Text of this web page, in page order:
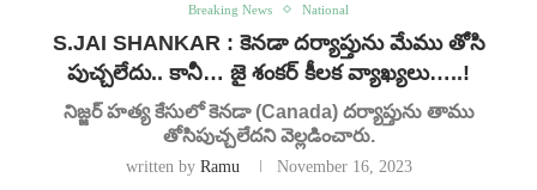
Breaking News National
S.JAI SHANKAR : కెనడా దర్యాప్తును మేము తోసి
పుచ్చలేదు.. కానీ… జై శంకర్ కీలక వ్యాఖ్యలు…..!
నిజ్జర్ హత్య కేసులో కెనడా (Canada) దర్యాప్తును తాము
తోసిపుచ్చలేదని వెల్లడించారు.
written by Ramu November 16, 2023